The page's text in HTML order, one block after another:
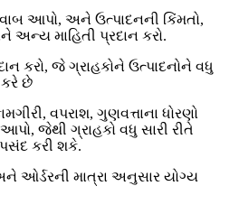
આપો, અને ઉત્પાદનની કિંમતો,
માહિતી પ્રદાન કરો.
કરો, જે ગ્રાહકોને ઉત્પાદનોને વધુ
કરે છે
વપરાશ, ગુણવત્તાના ધોરણો
જેથી ગ્રાહકો વધુ સારી રીતે
કરી શકે.
ઓર્ડરની માત્રા અનુસાર યોગ્ય